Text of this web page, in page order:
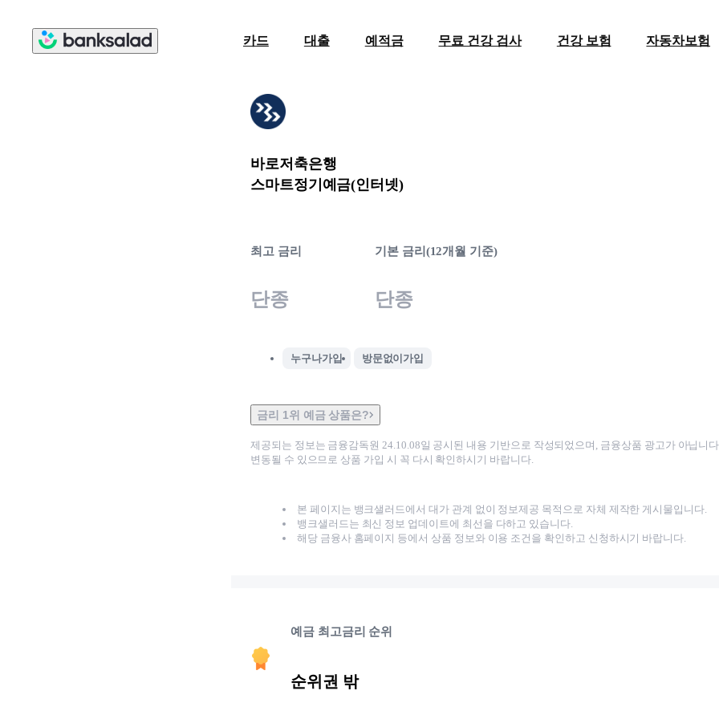
카드 대출 예적금 무료 건강 검사 건강 보험 자동차보험
바로저축은행
스마트정기예금(인터넷)
최고 금리
단종
기본 금리(12개월 기준)
단종
누구나가입 방문없이가입
금리 1위 예금 상품은?
제공되는 정보는 금융감독원24.10.08일 공시된 내용 기반으로 작성되었으며, 금융상품 광고가 아닙니
변동될 수 있으므로 상품 가입 시 꼭 다시 확인하시기 바랍니다.
본 페이지는 뱅크샐러드에서 대가 관계 없이 정보제공 목적으로 자체 제작한 게시물입니다.
뱅크샐러드는 최신 정보 업데이트에 최선을 다하고 있습니다.
해당 금융사 홈페이지 등에서 상품 정보와 이용 조건을 확인하고 신청하시기 바랍니다.
예금 최고금리 순위
순위권 밖